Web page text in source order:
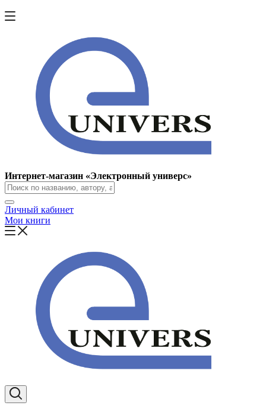
Интернет-магазин «Электронный универс»
Личный кабинет
Мои книги